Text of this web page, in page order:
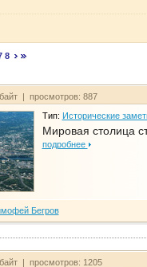
8
| просмотров: 887
Тип: Исторические
Мировая столица
подробнее
Бегров
| просмотров: 1205